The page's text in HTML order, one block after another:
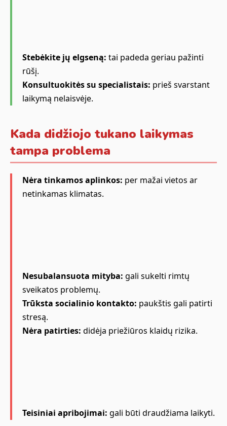
Stebėkite jų elgseną: tai padeda geriau pažinti
rūšį.
Konsultuokitės su specialistais: prieš svarstant
laikymą nelaisvėje.
Kada didžiojo tukano laikymas
tampa problema
Nėra tinkamos aplinkos: per mažai vietos ar
netinkamas klimatas.
Nesubalansuota mityba: gali sukelti rimtų
sveikatos problemų.
Trūksta socialinio kontakto: paukštis gali patirti
stresą.
Nėra patirties: didėja priežiūros klaidų rizika.
Teisiniai apribojimai: gali būti draudžiama laikyti.